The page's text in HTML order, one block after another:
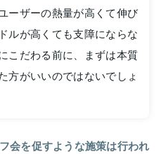
ーザーの熱量が高くて伸び
ルが高くても支障にならな
こだわる前に、まずは本質
方がいいのではないでしょ
会を促すような施策は行われ